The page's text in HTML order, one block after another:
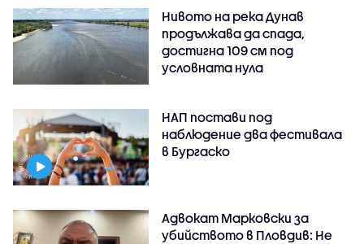
Нивото на река Дунав
продължава да спада,
достигна 109 см под
условната нула
НАП постави под
наблюдение два фестивала
в Бургаско
Адвокат Марковски за
убийството в Пловдив: Не